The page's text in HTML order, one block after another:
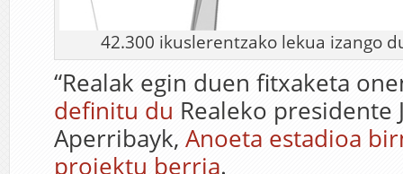
42.300 ikuslerentzako lekua izango
“Realak egin duen fitxaketa
definitu du Realeko presidente
Aperribayk, Anoeta estadioa
proiektu berria.